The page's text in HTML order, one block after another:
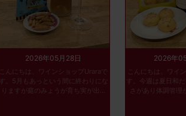
2026年05月28日
こんにちは、ワインショップUraraで
す。5月もあっという間に終わりにな
りますが庭のみょうが育ち実が出...
2026年
こんにちは、ワイ
す。今週は夏日和
さがあり体調管理